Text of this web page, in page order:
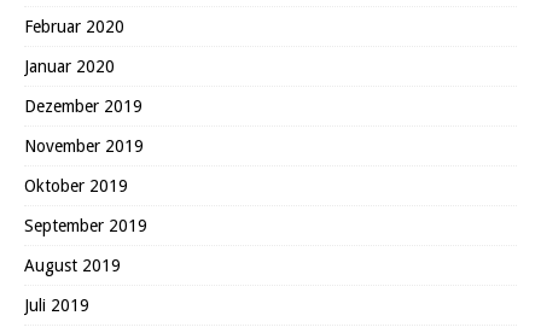
Februar 2020
Januar 2020
Dezember 2019
November 2019
Oktober 2019
September 2019
August 2019
Juli 2019